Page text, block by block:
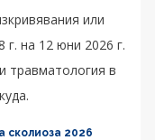
или
г. на 12 юни 2026 г.
травматология в
сколиоза 2026